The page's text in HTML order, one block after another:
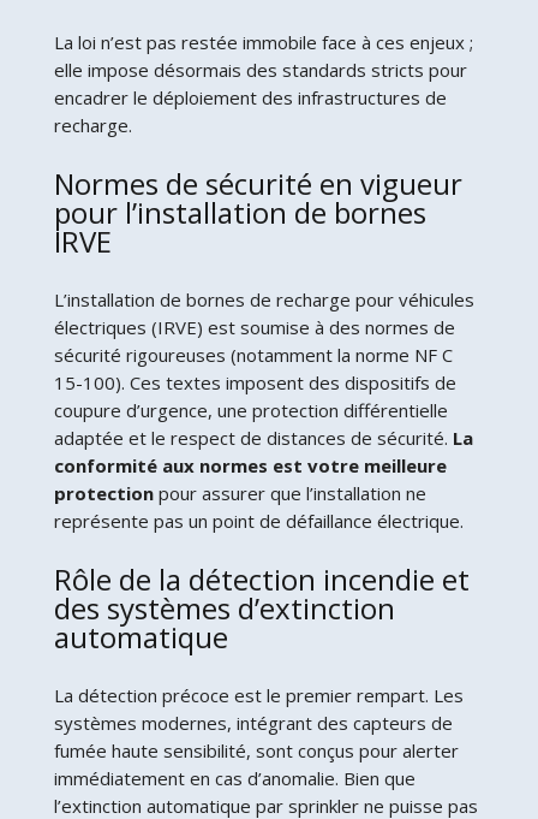
La loi n’est pas restée immobile face à ces enjeux ;
elle impose désormais des standards stricts pour
encadrer le déploiement des infrastructures de
recharge.
Normes de sécurité en vigueur
pour l’installation de bornes
IRVE
L’installation de bornes de recharge pour véhicules
électriques (IRVE) est soumise à des normes de
sécurité rigoureuses (notamment la norme NF C
15-100). Ces textes imposent des dispositifs de
coupure d’urgence, une protection différentielle
adaptée et le respect de distances de sécurité. La
conformité aux normes est votre meilleure
protectionpour assurer que l’installation ne
représente pas un point de défaillance électrique.
Rôle de la détection incendie et
des systèmes d’extinction
automatique
La détection précoce est le premier rempart. Les
systèmes modernes, intégrant des capteurs de
fumée haute sensibilité, sont conçus pour alerter
immédiatement en cas d’anomalie. Bien que
l’extinction automatique par sprinkler ne puisse pas